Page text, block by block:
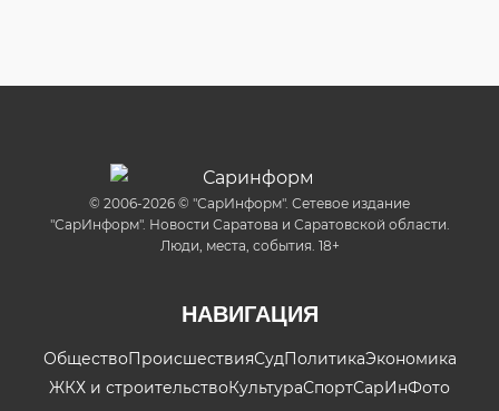
© 2006-2026 © "СарИнформ". Сетевое издание
"СарИнформ". Новости Саратова и Саратовской области.
Люди, места, события. 18+
НАВИГАЦИЯ
ОбществоПроисшествияСудПолитикаЭкономика
ЖКХ и строительствоКультураСпортСарИнФото